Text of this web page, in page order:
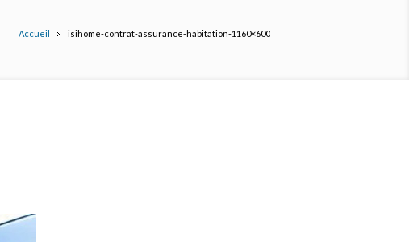
Accueil isihome-contrat-assurance-habitation-1160×600